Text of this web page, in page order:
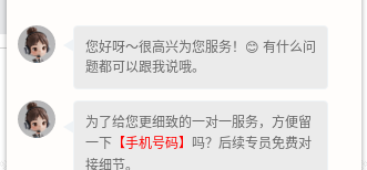
您好呀～很高兴为您服务！😊 有什么问
题都可以跟我说哦。
为了给您更细致的一对一服务，方便留
一下 【手机号码】 吗？后续专员免费对
接细节。